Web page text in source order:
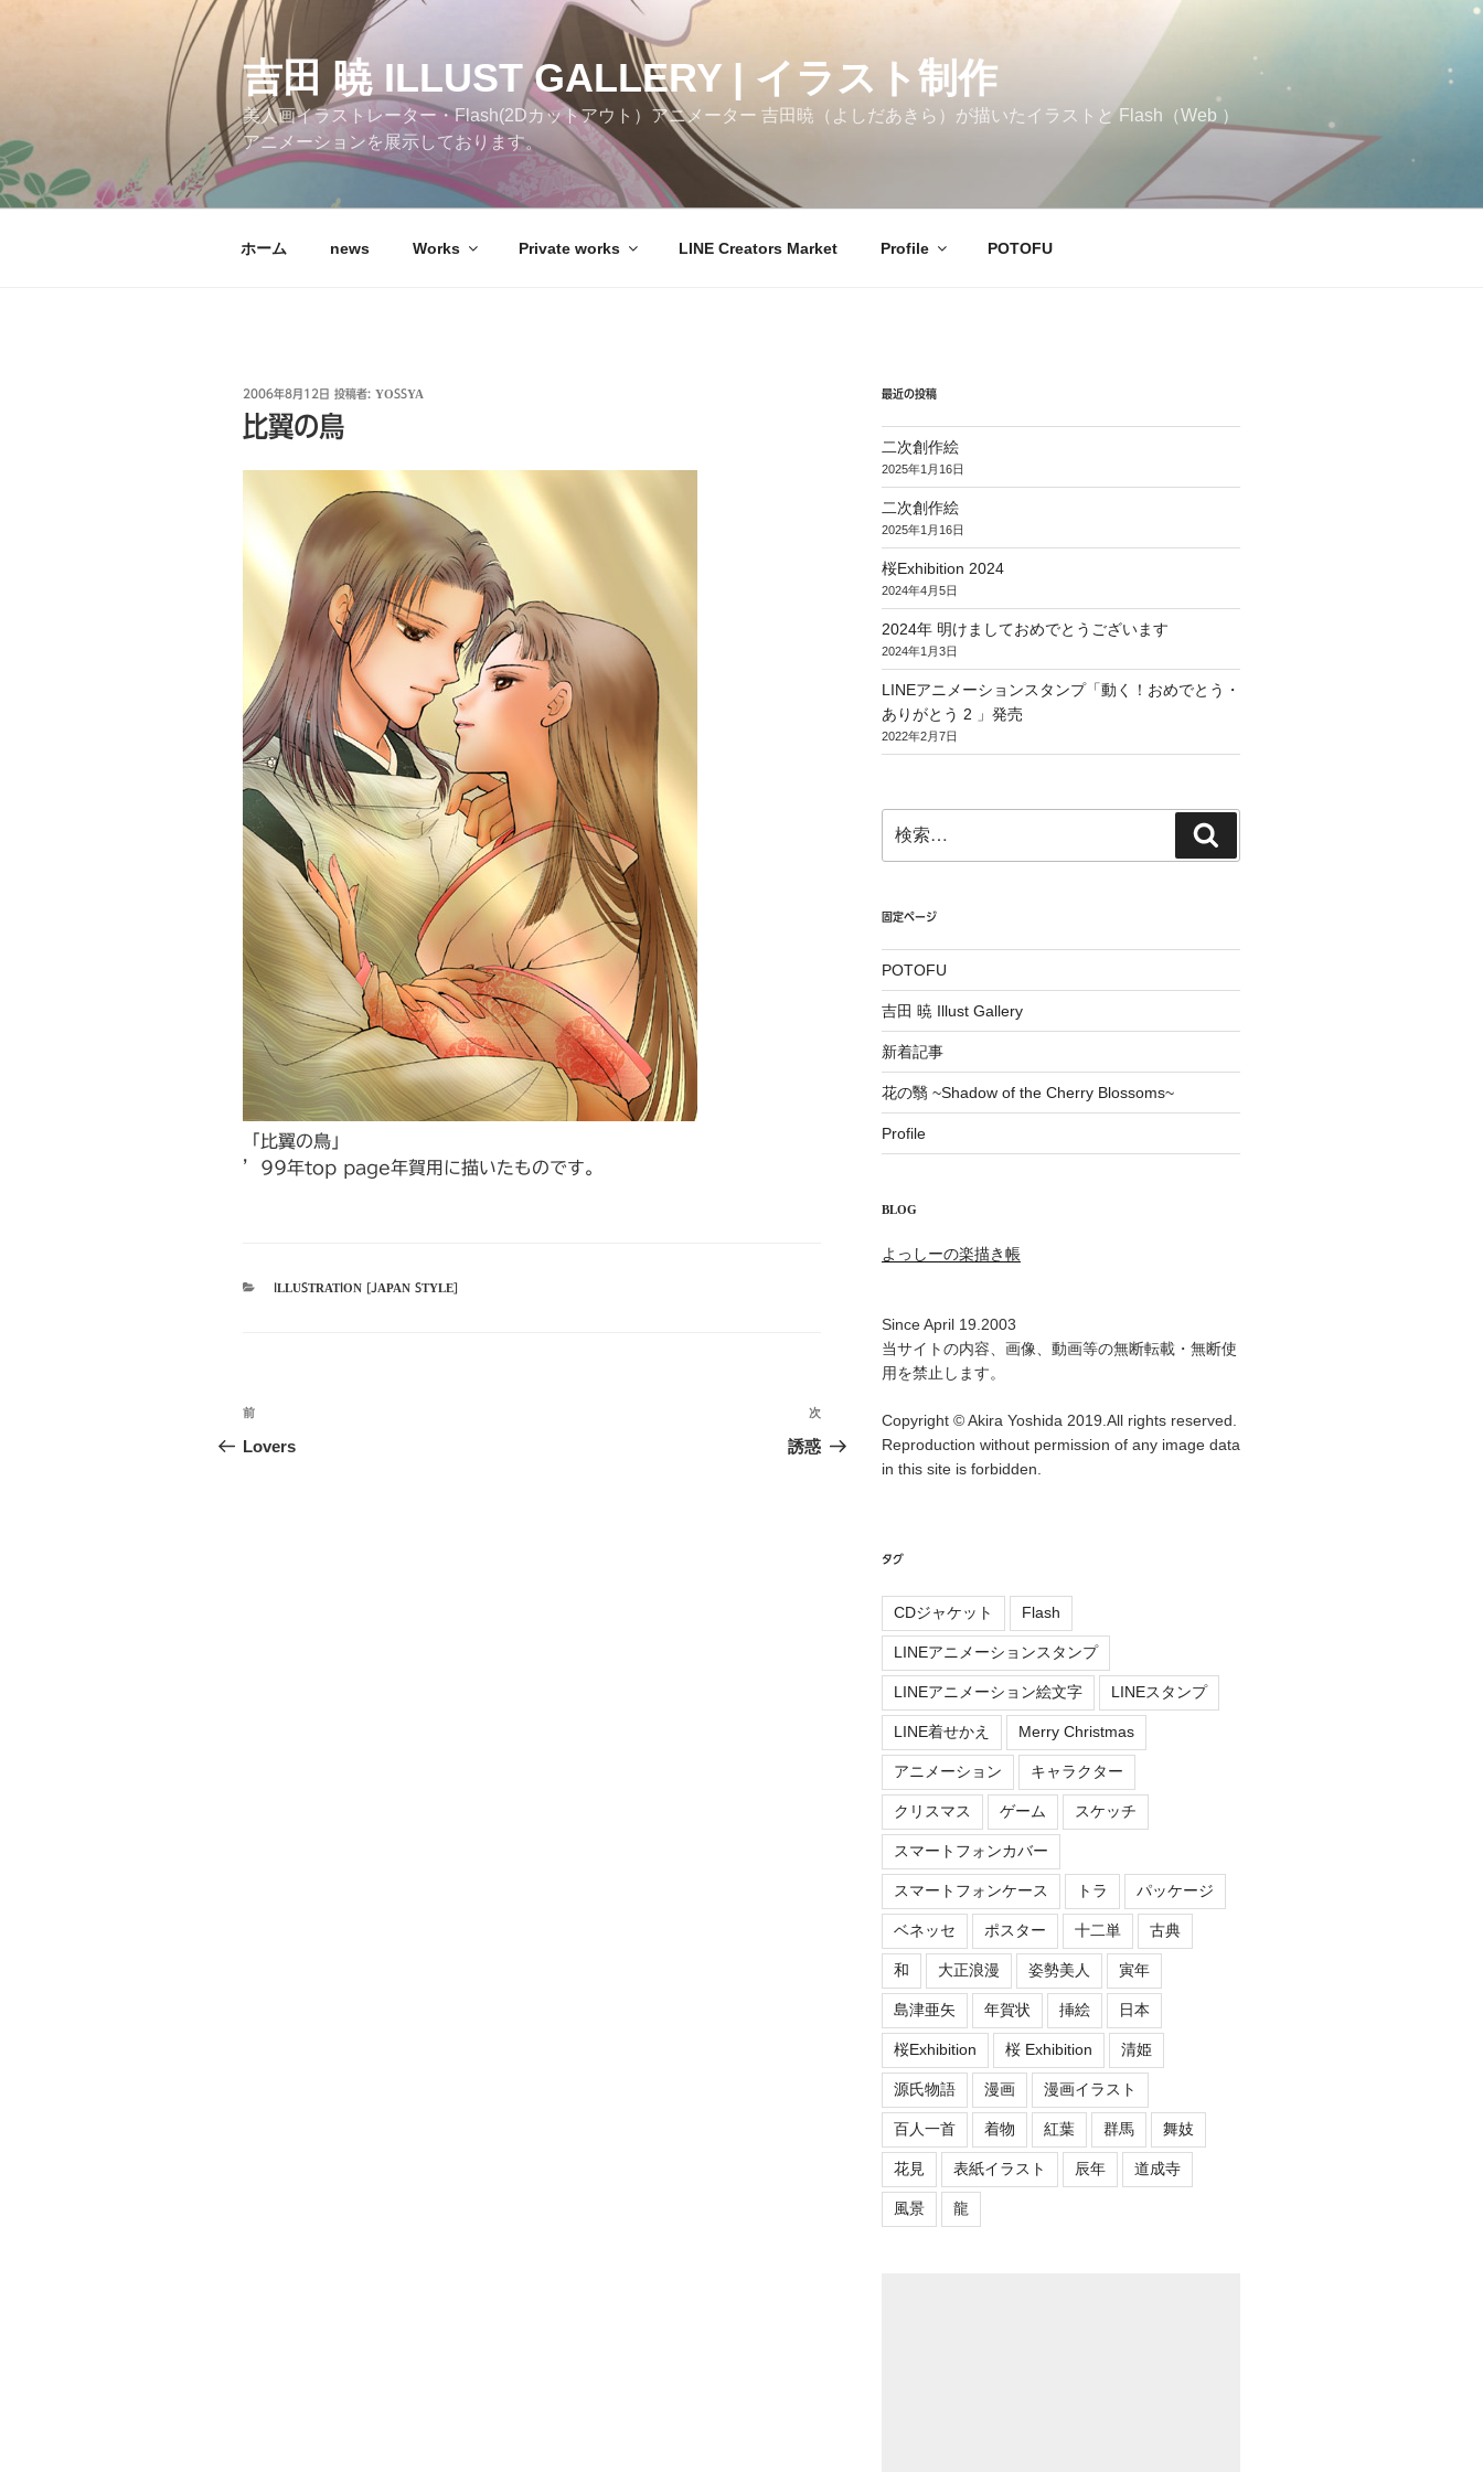
へ
ス
キ
吉田 暁 ILLUST GALLERY | イラスト制作
美人画イラストレーター・Flash(2Dカットアウト）アニメーター 吉田暁（よしだあきら）が描いたイラストと Flash（Web ）
アニメーションを展示しております。
ホーム news Works Private works LINE Creators Market Profile POTOFU
投
日:
2006年8月12日 投稿者: YOSSYA
比翼の鳥
「比翼の鳥」
’99年top page年賀用に描いたものです。
カ
ILLUSTRATION [JAPAN STYLE]
投
稿
前
の
前
Lovers
次
の
次
誘惑
最近の投稿
二次創作絵
2025年1月16日
二次創作絵
2025年1月16日
桜Exhibition 2024
2024年4月5日
2024年 明けましておめでとうございます
2024年1月3日
LINEアニメーションスタンプ「動く！おめでとう・
ありがとう 2 」発売
2022年2月7日
索:
索
固定ページ
POTOFU
吉田 暁 Illust Gallery
新着記事
花の翳 ~Shadow of the Cherry Blossoms~
Profile
BLOG
よっしーの楽描き帳
Since April 19.2003
当サイトの内容、画像、動画等の無断転載・無断使
用を禁止します。
Copyright © Akira Yoshida 2019.All rights reserved.
Reproduction without permission of any image data
in this site is forbidden.
タグ
CDジャケット Flash
LINEアニメーションスタンプ
LINEアニメーション絵文字 LINEスタンプ
LINE着せかえ Merry Christmas
アニメーション キャラクター
クリスマス ゲーム スケッチ
スマートフォンカバー
スマートフォンケース トラ パッケージ
ベネッセ ポスター 十二単 古典
和 大正浪漫 姿勢美人 寅年
島津亜矢 年賀状 挿絵 日本
桜Exhibition 桜 Exhibition 清姫
源氏物語 漫画 漫画イラスト
百人一首 着物 紅葉 群馬 舞妓
花見 表紙イラスト 辰年 道成寺
風景 龍